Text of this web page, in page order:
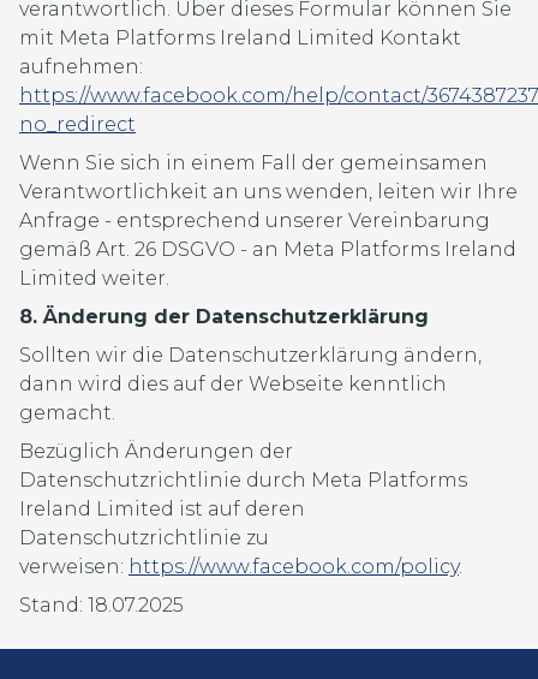
verantwortlich. Über dieses Formular können Sie
mit Meta Platforms Ireland Limited Kontakt
aufnehmen:
https://www.facebook.com/help/contact/
no_redirect
Wenn Sie sich in einem Fall der gemeinsamen
Verantwortlichkeit an uns wenden, leiten wir Ihre
Anfrage - entsprechend unserer Vereinbarung
gemäß Art. 26 DSGVO - an Meta Platforms Ireland
Limited weiter.
8. Änderung der Datenschutzerklärung
Sollten wir die Datenschutzerklärung ändern,
dann wird dies auf der Webseite kenntlich
gemacht.
Bezüglich Änderungen der
Datenschutzrichtlinie durch Meta Platforms
Ireland Limited ist auf deren
Datenschutzrichtlinie zu
verweisen: https://www.facebook.com/policy.
Stand: 18.07.2025